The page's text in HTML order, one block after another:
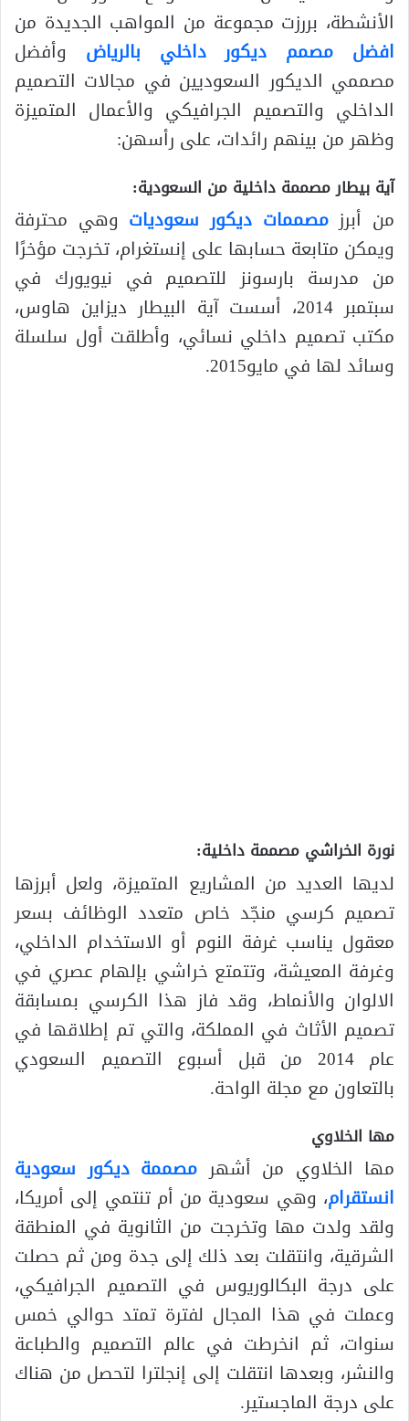
الأنشطة، بررزت مجموعة من المواهب الجديدة من
افضل مصمم ديكور داخلي بالرياض
وأفضل
مصممي الديكور السعوديين في مجالات التصميم
الداخلي والتصميم الجرافيكي والأعمال المتميزة
وظهر من بينهم رائدات، على رأسهن:
آية بيطار مصممة داخلية من السعودية:
من أبرزمصممات ديكور سعوديات وهي محترفة
ويمكن متابعة حسابها على إنستغرام، تخرجت مؤخرًا
من مدرسة بارسونز للتصميم في نيويورك في
سبتمبر 2014، أسست آية البيطار ديزاين هاوس،
مكتب تصميم داخلي نسائي، وأطلقت أول سلسلة
وسائد لها في مايو2015.
نورة الخراشي مصممة داخلية:
لديها العديد من المشاريع المتميزة، ولعل أبرزها
تصميم كرسي منجّد خاص متعدد الوظائف بسعر
معقول يناسب غرفة النوم أو الاستخدام الداخلي،
وغرفة المعيشة، وتتمتع خراشي بإلهام عصري في
الالوان والأنماط، وقد فاز هذا الكرسي بمسابقة
تصميم الأثاث في المملكة، والتي تم إطلاقها في
عام 2014 من قبل أسبوع التصميم السعودي
بالتعاون مع مجلة الواحة.
مها الخلاوي
مها الخلاوي من أشهر مصممة ديكور سعودية
انستقرام، وهي سعودية من أم تنتمي إلى أمريكا،
ولقد ولدت مها وتخرجت من الثانوية في المنطقة
الشرقية، وانتقلت بعد ذلك إلى جدة ومن ثم حصلت
على درجة البكالوريوس في التصميم الجرافيكي،
وعملت في هذا المجال لفترة تمتد حوالي خمس
سنوات، ثم انخرطت في عالم التصميم والطباعة
والنشر، وبعدها انتقلت إلى إنجلترا لتحصل من هناك
على درجة الماجستير.